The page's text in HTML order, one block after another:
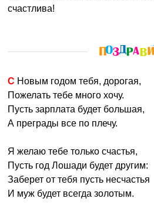
счастлива!
С Новым годом тебя, дорогая,
Пожелать тебе много хочу.
Пусть зарплата будет большая,
А преграды все по плечу.
Я желаю тебе только счастья,
Пусть год Лошади будет другим:
Заберет от тебя пусть несчастья
И муж будет всегда золотым.